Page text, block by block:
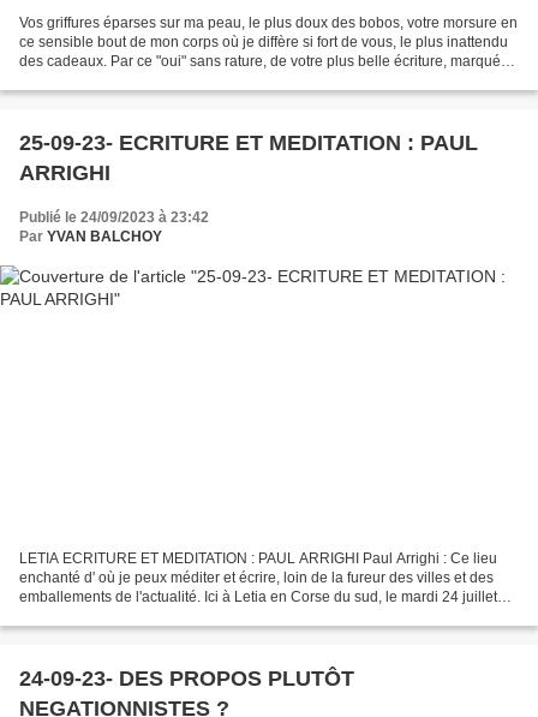
Vos griffures éparses sur ma peau, le plus doux des bobos, votre morsure en
ce sensible bout de mon corps où je diffère si fort de vous, le plus inattendu
des cadeaux. Par ce "oui" sans rature, de votre plus belle écriture, marqué
25-09-23- ECRITURE ET MEDITATION : PAUL
ARRIGHI
Publié le 24/09/2023 à 23:42
Par YVAN BALCHOY
LETIA ECRITURE ET MEDITATION : PAUL ARRIGHI Paul Arrighi : Ce lieu
enchanté d' où je peux méditer et écrire, loin de la fureur des villes et des
emballements de l'actualité. Ici à Letia en Corse du sud, le mardi 24 juillet
24-09-23- DES PROPOS PLUTÔT
NEGATIONNISTES ?